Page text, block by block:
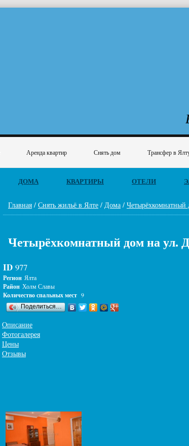
Аренда квартир Снять дом Трансфер в
ДОМА КВАРТИРЫ ОТЕЛИ
Главная / Снять жильё в Ялте / Дома /
Четырёхкомнатный дом на ул.
ID 977
Регион Ялта
Район Холм Славы
Количество спальных мест 9
Поделиться…
Описание
Фотогалерея
Цены
Отзывы